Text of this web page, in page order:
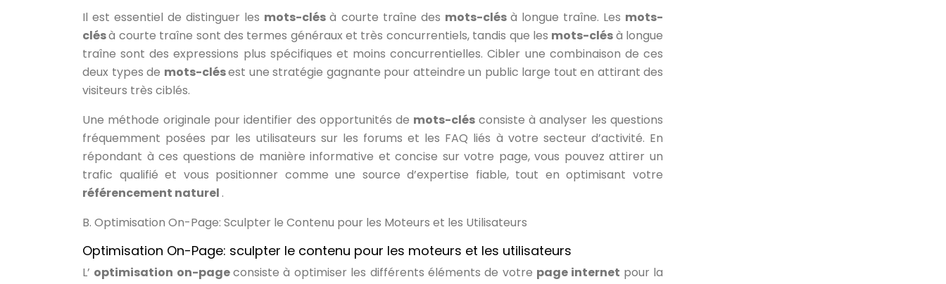
Il est essentiel de distinguer les mots-clésà courte traîne des mots-clés à longue traîne. Les mots-
clésà courte traîne sont des termes généraux et très concurrentiels, tandis que les mots-clésà longue
traîne sont des expressions plus spécifiques et moins concurrentielles. Cibler une combinaison de ces
deux types de mots-clésest une stratégie gagnante pour atteindre un public large tout en attirant des
visiteurs très ciblés.
Une méthode originale pour identifier des opportunités de mots-clés consiste à analyser les questions
fréquemment posées par les utilisateurs sur les forums et les FAQ liés à votre secteur d’activité. En
répondant à ces questions de manière informative et concise sur votre page, vous pouvez attirer un
trafic qualifié et vous positionner comme une source d’expertise fiable, tout en optimisant votre
référencement naturel .
B. Optimisation On-Page: Sculpter le Contenu pour les Moteurs et les Utilisateurs
Optimisation On-Page: sculpter le contenu pour les moteurs et les utilisateurs
L’ optimisation on-pageconsiste à optimiser les différents éléments de votre page internet pour la